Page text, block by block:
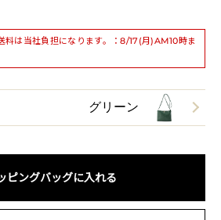
料は当社負担になります。：8/17(月)AM10時ま
グリーン
ピングバッグに入れる